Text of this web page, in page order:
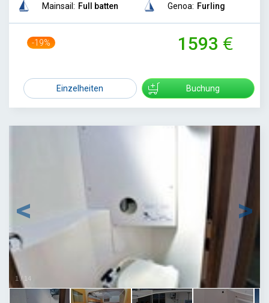
Mainsail: Full batten
Genoa: Furling
-19% 1593
Einzelheiten Buchung
1/ 14